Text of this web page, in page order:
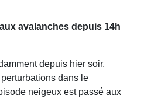
avalanches depuis 14h
depuis hier soir,
dans le
neigeux est passé aux